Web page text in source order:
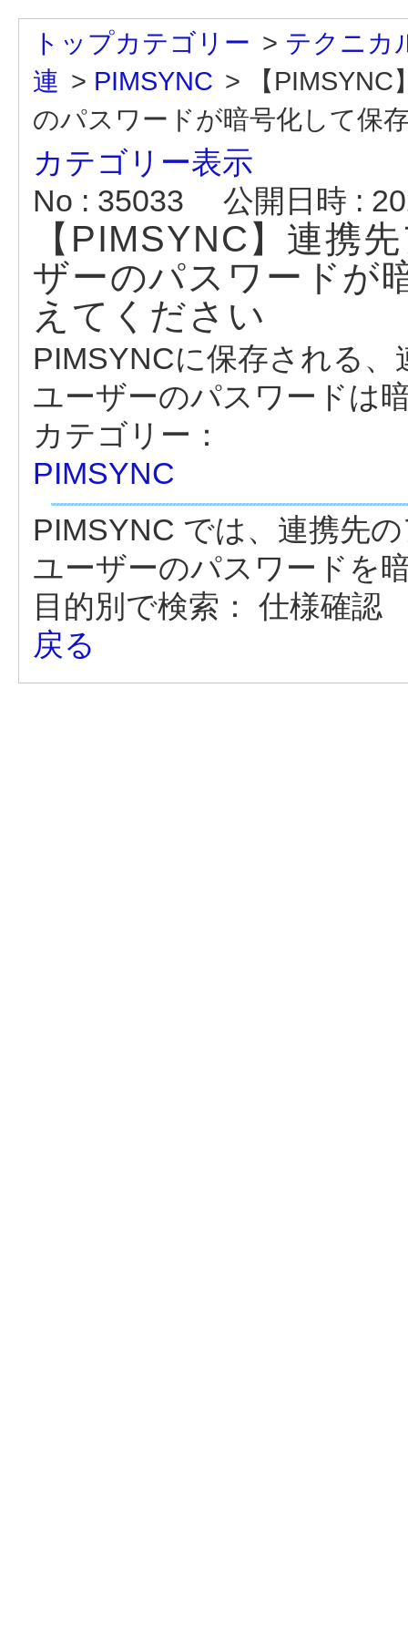
トップカテゴリー > テクニカ
連 > PIMSYNC >
【
のパスワードが暗号化して保
カテゴリー表示
No : 35033
公開日時 :
【PIMSYNC】連携
ザーのパスワードが
えてください
PIMSYNCに保存される
ユーザーのパスワードは
カテゴリー：
PIMSYNC
PIMSYNC では、連携先
ユーザーのパスワードを
目的別で検索：
仕様確認
戻る